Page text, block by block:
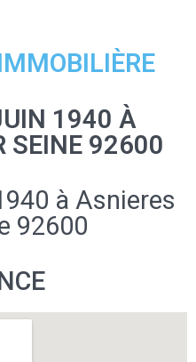
1940 À
SEINE 92600
à Asnieres
92600